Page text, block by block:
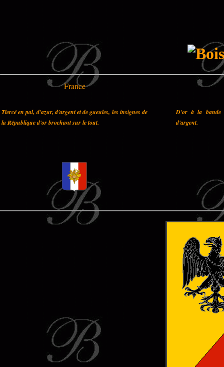
France
Tiercé en pal, d'azur, d'argent et de gueules, les insignes de
la République d'or brochant sur le tout.
D'or à la bande
d'argent.